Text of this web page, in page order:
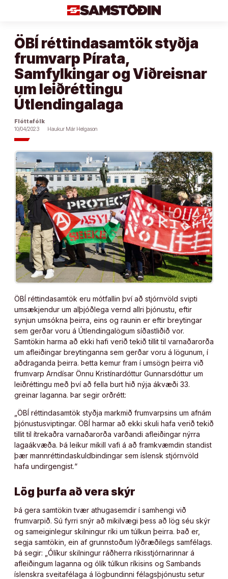
ÖBÍ réttindasamtök styðja
frumvarp Pírata,
Samfylkingar og Viðreisnar
um leiðréttingu
Útlendingalaga
Flóttafólk
10/04/2023
Haukur Már Helgason
ÖBÍ réttindasamtök eru mótfallin því að stjórnvöld svipti
umsækjendur um alþjóðlega vernd allri þjónustu, eftir
synjun umsókna þeirra, eins og raunin er eftir breytingar
sem gerðar voru á Útlendingalögum síðastliðið vor.
Samtökin harma að ekki hafi verið tekið tillit til varnaðarorða
um afleiðingar breytinganna sem gerðar voru á lögunum, í
aðdraganda þeirra. Þetta kemur fram í umsögn þeirra við
frumvarp Arndísar Önnu Kristínardóttur Gunnarsdóttur um
leiðréttingu með því að fella burt hið nýja ákvæði 33.
greinar laganna. Þar segir orðrétt:
„ÖBÍ réttindasamtök styðja markmið frumvarpsins um afnám
þjónustusviptingar. ÖBÍ harmar að ekki skuli hafa verið tekið
tillit til ítrekaðra varnaðarorða varðandi afleiðingar nýrra
lagaákvæða. Þá leikur mikill vafi á að framkvæmdin standist
þær mannréttindaskuldbindingar sem íslensk stjórnvöld
hafa undirgengist.“
Lög þurfa að vera skýr
Þá gera samtökin tvær athugasemdir í samhengi við
frumvarpið. Sú fyrri snýr að mikilvægi þess að lög séu skýr
og sameiginlegur skilningur ríki um túlkun þeirra. Það er,
segja samtökin, ein af grunnstoðum lýðræðilegs samfélags.
Þá segir: „Ólíkur skilningur ráðherra ríkisstjórnarinnar á
afleiðingum laganna og ólík túlkun ríkisins og Sambands
íslenskra sveitafélaga á lögbundinni félagsþjónustu setur